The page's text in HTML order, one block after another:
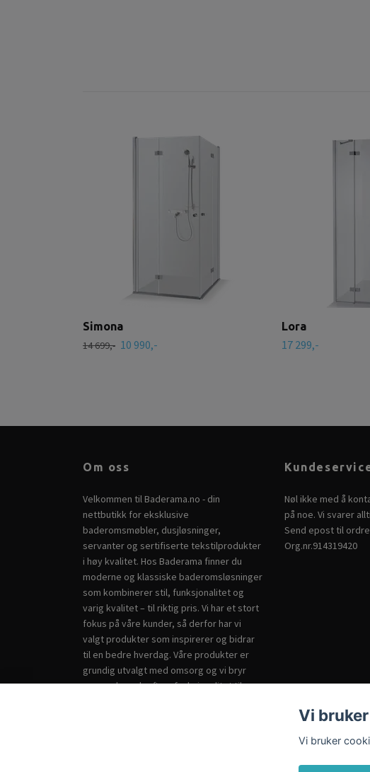
Simona
14 699,- 10 990,-
Lora
17 299,-
Om oss
Velkommen til Baderama.no - din
nettbutikk for eksklusive
baderomsmøbler, dusjløsninger,
servanter og sertifiserte tekstilprodukter
i høy kvalitet. Hos Baderama finner du
moderne og klassiske baderomsløsninger
som kombinerer stil, funksjonalitet og
varig kvalitet – til riktig pris. Vi har et stort
fokus på våre kunder, så derfor har vi
valgt produkter som inspirerer og bidrar
til en bedre hverdag. Våre produkter er
grundig utvalgt med omsorg og vi bryr
oss om bærekraft og funksjonalitet til
Nøl ikke med å
på noe. Vi svarer
Send epost til
Org.nr.914319420
Vi
Vi bruker